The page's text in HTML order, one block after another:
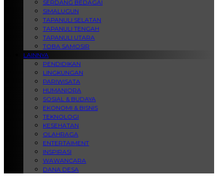
SERDANG BEDAGAI
SIMALUGUN
TAPANULI SELATAN
TAPANULI TENGAH
TAPANULI UTARA
TOBA SAMOSIR
LAINNYA
PENDIDIKAN
LINGKUNGAN
PARIWISATA
HUMANIORA
SOSIAL & BUDAYA
EKONOMI & BISNIS
TEKNOLOGI
KESEHATAN
OLAHRAGA
ENTERTAIMENT
INSPIRASI
WAWANCARA
DANA DESA